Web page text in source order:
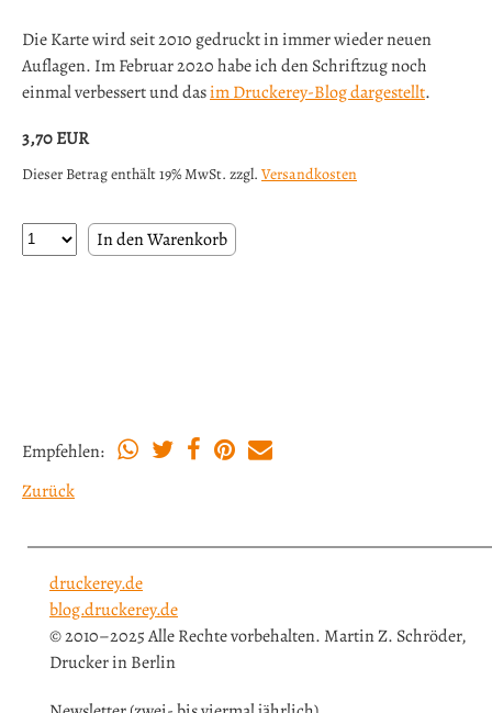
Die Karte wird seit 2010 gedruckt in immer wieder neuen
Auflagen. Im Februar 2020 habe ich den Schriftzug noch
einmal verbessert und dasim Druckerey-Blog dargestellt.
3,70EUR
Dieser Betrag enthält 19% MwSt. zzgl. Versandkosten
Empfehlen:
Zurück
druckerey.de
blog.druckerey.de
© 2010–2025 Alle Rechte vorbehalten. Martin Z. Schröder,
Drucker in Berlin